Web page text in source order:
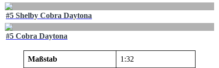
#5 Shelby Cobra Daytona
#5 Cobra Daytona
Maßstab 1:32